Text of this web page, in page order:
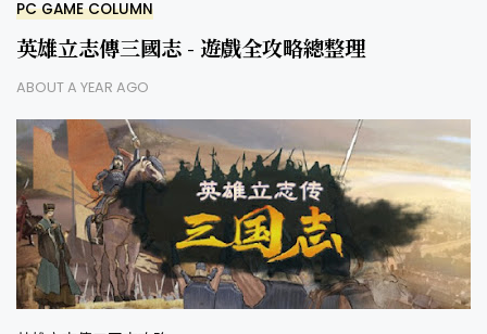
PC GAME COLUMN
英雄立志傳三國志 - 遊戲全攻略總整理
ABOUT A YEAR AGO